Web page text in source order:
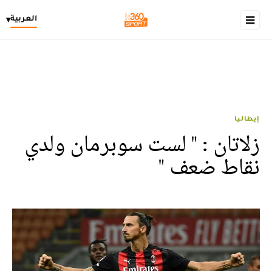
العربية▾
إيطاليا
زلاتان : " لست سوبرمان ولدي
نقاط ضعف "